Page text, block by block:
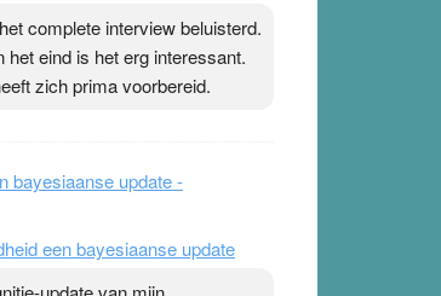
meer Pleisterplakkers in de
complete interview beluisterd.
het eind is het erg interessant.
zich prima voorbereid.
bayesiaanse update -
een bayesiaanse update